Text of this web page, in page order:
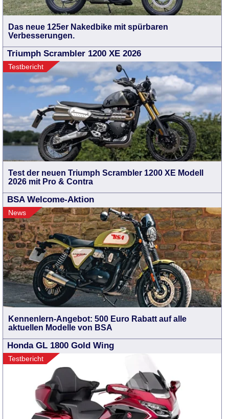
Das neue 125er Nakedbike mit spürbaren
Verbesserungen.
Triumph Scrambler 1200 XE 2026
Testbericht
Test der neuen Triumph Scrambler 1200 XE Modell
2026 mit Pro & Contra
BSA Welcome-Aktion
News
Kennenlern-Angebot: 500 Euro Rabatt auf alle
aktuellen Modelle von BSA
Honda GL 1800 Gold Wing
Testbericht